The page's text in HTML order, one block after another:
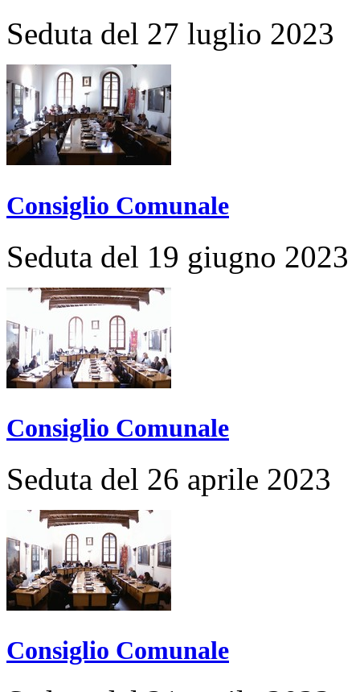
Seduta del 27 luglio 2023
Consiglio Comunale
Seduta del 19 giugno 2023
Consiglio Comunale
Seduta del 26 aprile 2023
Consiglio Comunale